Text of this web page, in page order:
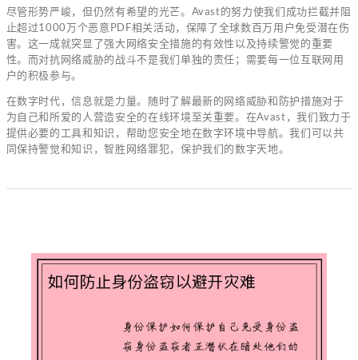
尽管形势严峻，但仍然有希望的光芒。Avast的努力使我们成功拦截并阻
止超过1000万个恶意PDF相关活动，保障了全球数百万用户免受潜在伤
害。这一成就突显了强大网络安全措施的有效性以及持续警觉的重要
性。而对抗网络威胁的战斗不是我们单独的责任；需要每一位互联网用
户的积极参与。
在数字时代，信息就是力量。随时了解最新的网络威胁和防护措施对于
为自己和所爱的人营造安全的在线环境至关重要。在Avast，我们致力于
提供必要的工具和知识，帮助您安全地在数字环境中导航。我们可以共
同保持警觉和知识，智胜网络罪犯，保护我们的数字天地。